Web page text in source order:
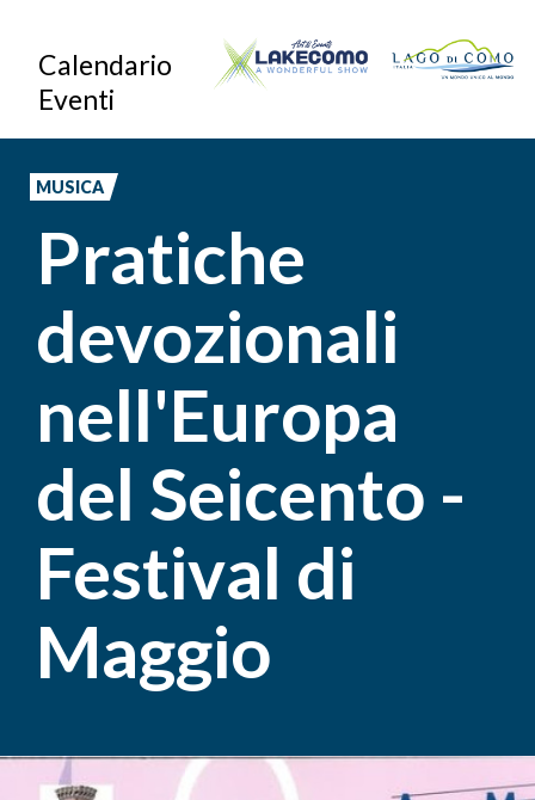
contenuto
principale
Calendario
Eventi
MUSICA
Pratiche
devozionali
nell'Europa
del Seicento -
Festival di
Maggio